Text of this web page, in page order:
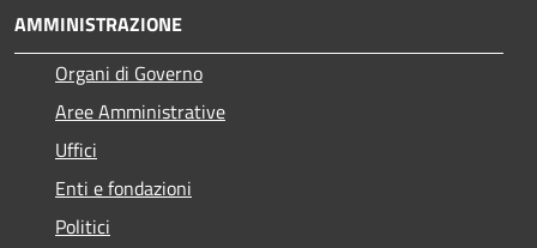
AMMINISTRAZIONE
Organi di Governo
Aree Amministrative
Uffici
Enti e fondazioni
Politici